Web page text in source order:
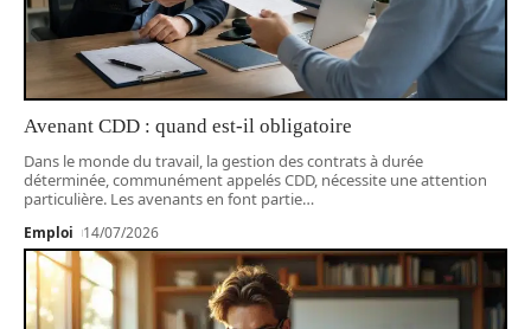
Avenant CDD : quand est-il obligatoire
Dans le monde du travail, la gestion des contrats à durée
déterminée, communément appelés CDD, nécessite une attention
particulière. Les avenants en font partie…
Emploi 14/07/2026